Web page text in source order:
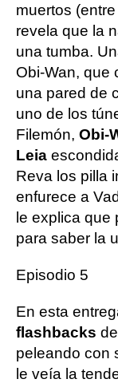
muertos
revela que la
una tumba.
Obi-Wan, que
una pared de
uno de los
Filemón, Obi-
Leia
Reva los pilla
enfurece a
le explica que
para saber la
Episodio 5
En esta
flashbacks
peleando con
le veía la